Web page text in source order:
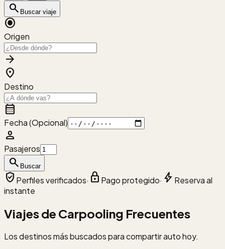
search Buscar viaje
radio_button_checked
Origen
arrow_forward
location_on
Destino
calendar_month
Fecha (Opcional)
person
Pasajeros
search Buscar
verified_user Perfiles verificados· lock Pago protegido· bolt Reserva al
instante
Viajes de Carpooling Frecuentes
Los destinos más buscados para compartir auto hoy.